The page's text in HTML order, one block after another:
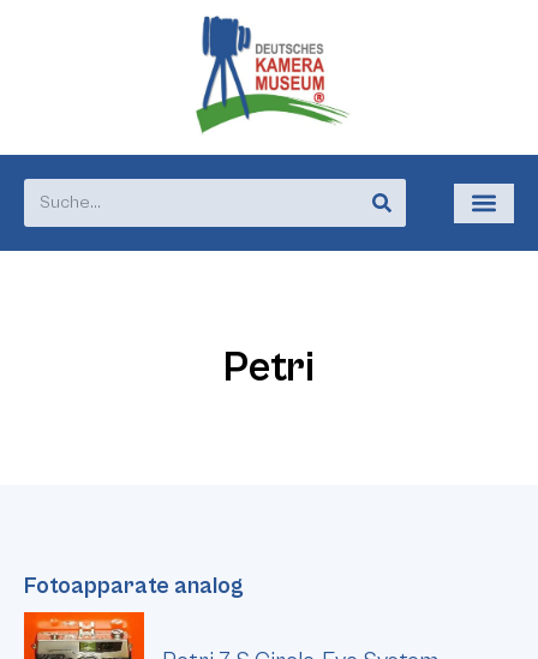
Petri
Fotoapparate analog